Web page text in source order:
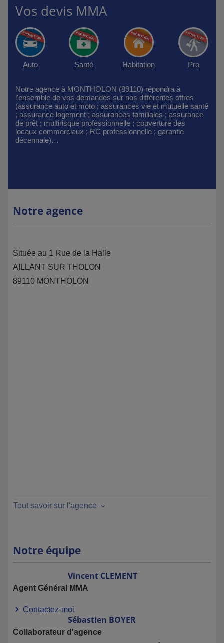
Vos devis MMA
Auto Santé Habitation Pro
Notre agence à MONTHOLON (89110) répondra à
l'ensemble de vos demandes sur nos différentes offres
(assurance auto et moto ; assurances vie et mutuelle santé
; assurance logement ; assurances familiales ; assurance
de prêt ; multirisque professionnelle ; couverture des
locaux commerciaux ; RC professionnelle ; garantie
décennale)…
Notre agence
Située au 1 Rue de la Halle
AILLANT SUR THOLON
89110 MONTHOLON
Tout savoir sur l'agence
Notre équipe
Vincent CLEMENT
Agent Général MMA
Contactez-moi
Sébastien BOYER
Collaborateur d'agence